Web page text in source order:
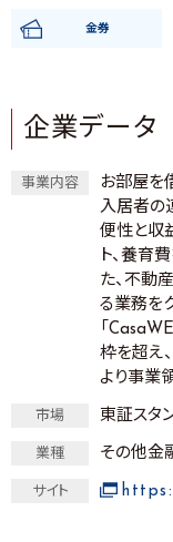
金券
企業データ
事業内容
お部屋を
入居者の
便性と収
ト、養育
た、不動
る業務を
「
枠を超え
より事業
市場 東証スタ
業種 その他金
サイト